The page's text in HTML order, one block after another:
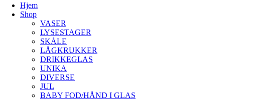
Close
Menu
Hjem
Shop
VASER
LYSESTAGER
SKÅLE
LÅGKRUKKER
DRIKKEGLAS
UNIKA
DIVERSE
JUL
BABY FOD/HÅND I GLAS